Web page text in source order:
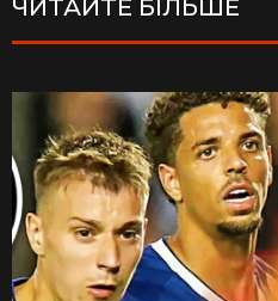
ЧИТАЙТЕ БІЛЬШЕ